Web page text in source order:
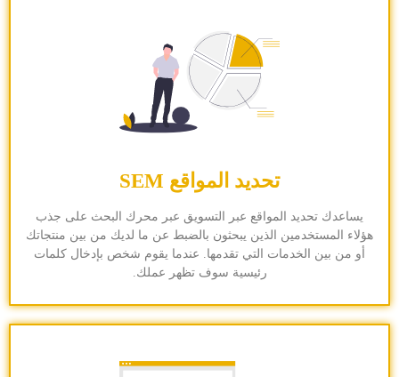
تحديد المواقع SEM
يساعدك تحديد المواقع عبر التسويق عبر محرك البحث على جذب
هؤلاء المستخدمين الذين يبحثون بالضبط عن ما لديك من بين منتجاتك
أو من بين الخدمات التي تقدمها. عندما يقوم شخص بإدخال كلمات
رئيسية سوف تظهر عملك.